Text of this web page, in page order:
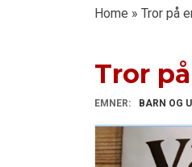
Home » Tror på
Tror
EMNER: BARN OG